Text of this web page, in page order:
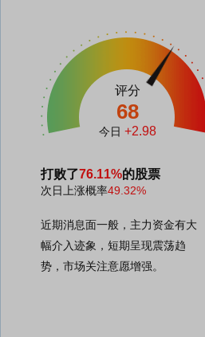
评分
68
今日 +2.98
打败了76.11%的股票
次日上涨概率49.32%
近期消息面一般，主力资金有大
幅介入迹象，短期呈现震荡趋
势，市场关注意愿增强。